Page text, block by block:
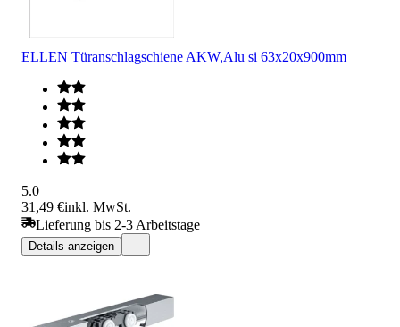
ELLEN Türanschlagschiene AKW,Alu si 63x20x900mm
5.0
31,49 €inkl. MwSt.
Lieferung bis 2-3 Arbeitstage
Details anzeigen